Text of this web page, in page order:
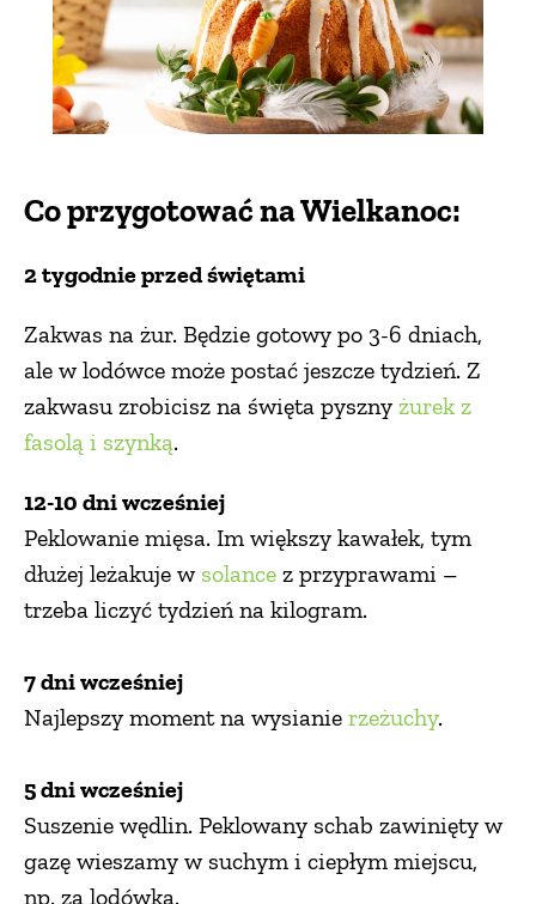
Co przygotować na Wielkanoc:
2 tygodnie przed świętami
Zakwas na żur. Będzie gotowy po 3-6 dniach,
ale w lodówce może postać jeszcze tydzień. Z
zakwasu zrobicisz na święta pyszny żurek z
fasolą i szynką.
12-10 dni wcześniej
Peklowanie mięsa. Im większy kawałek, tym
dłużej leżakuje w solance z przyprawami –
trzeba liczyć tydzień na kilogram.
7 dni wcześniej
Najlepszy moment na wysianie rzeżuchy.
5 dni wcześniej
Suszenie wędlin. Peklowany schab zawinięty w
gazę wieszamy w suchym i ciepłym miejscu,
np. za lodówką.